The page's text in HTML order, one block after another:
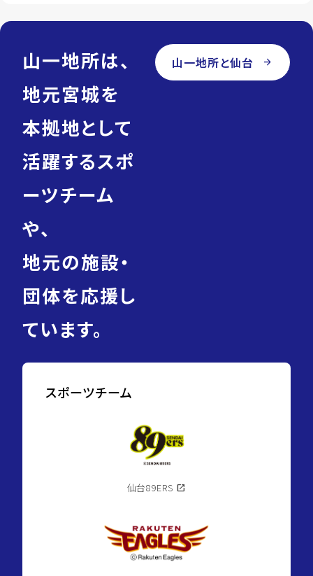
山一地所は、
地元宮城を
本拠地として
活躍するスポ
ーツチーム
や、
地元の施設・
団体を応援し
ています。
山一地所と仙台 arrow_forward
スポーツチーム
仙台89ERS open_in_new